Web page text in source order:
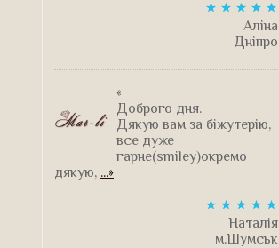
Аліна
Дніпро
«
Доброго дня.
Дякую вам за біжутерію,
все дуже
гарне(smiley)окремо
дякую, ...»
Наталія
м.Шумськ